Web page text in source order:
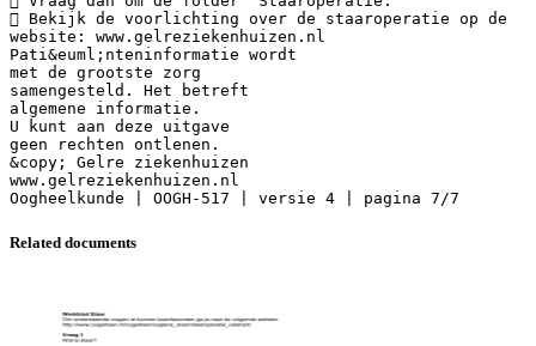
 Bekijk de voorlichting over de staaroperatie op de
website: www.gelreziekenhuizen.nl
Pati&euml;nteninformatie wordt
met de grootste zorg
samengesteld. Het betreft
algemene informatie.
U kunt aan deze uitgave
geen rechten ontlenen.
&copy; Gelre ziekenhuizen
www.gelreziekenhuizen.nl
Related documents